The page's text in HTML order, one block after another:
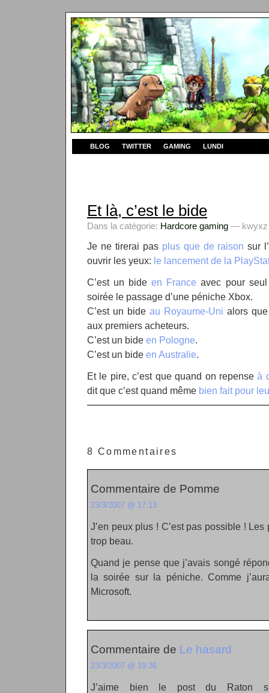
BLOG TWITTER GAMING LUNDI
Et là, c’est le bide
Dans la catégorie: Hardcore gaming — kwyxz
Je ne tirerai pas plus que de raison sur
ouvrir les yeux: le lancement de la
C’est un bideen France avec pour
soirée le passage d’une péniche Xbox.
C’est un bide au Royaume-Uni alors
aux premiers acheteurs.
C’est un bide en Pologne.
C’est un bide en Australie.
Et le pire, c’est que quand on repenseà
dit que c’est quand même bien fait pour
8 Commentaires
Commentaire de Pomme
23/3/2007 @ 17:13
J’en peux plus ! C’est pas possible !
trop beau.
Quand je pense que j’avais songé
la soirée sur la péniche. Comme
Microsoft.
Commentaire de Le hasard
23/3/2007 @ 19:36
J’aime bien le post du Raton